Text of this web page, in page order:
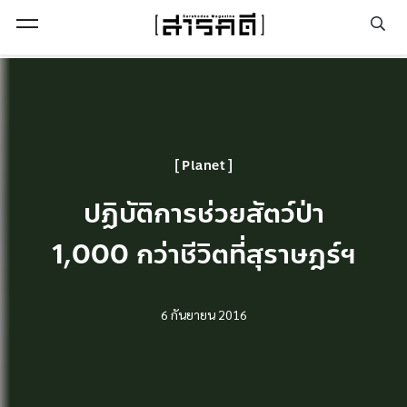
Planet
ปฏิบัติการช่วยสัตว์ป่า
1,000 กว่าชีวิตที่สุราษฎร์ฯ
6 กันยายน 2016